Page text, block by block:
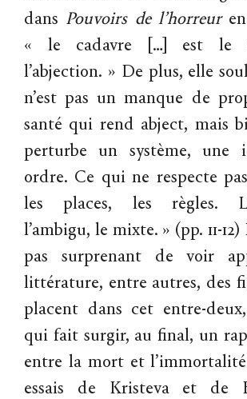
dans Pouvoirs de l’horreuren
« le cadavre […] est le
l’abjection. » De plus, elle
n’est pas un manque de
santé qui rend abject, mais
perturbe un système, une
ordre. Ce qui ne respecte
les places, les règles.
l’ambigu, le mixte. » (pp. 11-
pas surprenant de voir
littérature, entre autres, des
placent dans cet entre-
qui fait surgir, au final, un
entre la mort et
essais de Kristeva et de